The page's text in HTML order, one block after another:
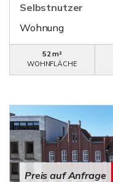
Selbstnutzer
Wohnung
52 m²
WOHNFLÄCHE
Preis auf Anfrage